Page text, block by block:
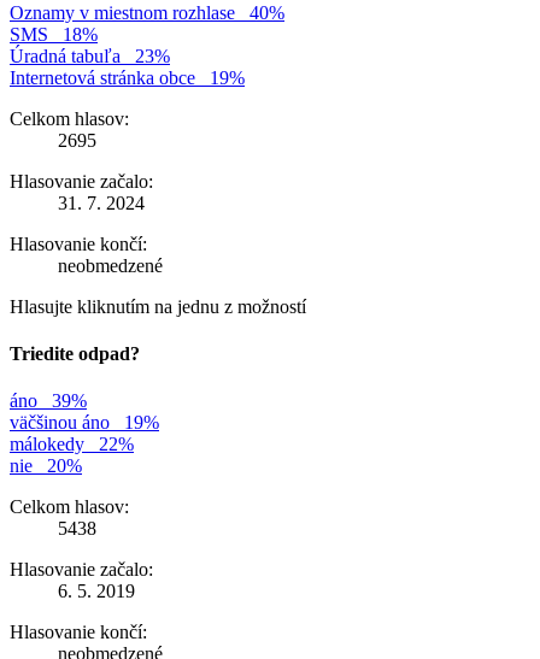
Oznamy v miestnom rozhlase
40%
SMS
18%
Úradná tabuľa
23%
Internetová stránka obce
19%
Celkom hlasov:
2695
Hlasovanie začalo:
31. 7. 2024
Hlasovanie končí:
neobmedzené
Hlasujte kliknutím na jednu z možností
Triedite odpad?
áno
39%
väčšinou áno
19%
málokedy
22%
nie
20%
Celkom hlasov:
5438
Hlasovanie začalo:
6. 5. 2019
Hlasovanie končí:
neobmedzené